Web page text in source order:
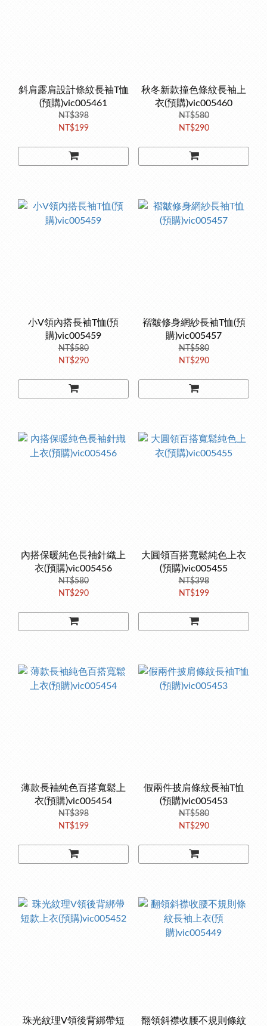
斜肩露肩設計條紋長袖T恤
(預購)vic005461
NT$398
NT$199
秋冬新款撞色條紋長袖上
衣(預購)vic005460
NT$580
NT$290
小V領內搭長袖T恤(預
購)vic005459
NT$580
NT$290
褶皺修身網紗長袖T恤(預
購)vic005457
NT$580
NT$290
內搭保暖純色長袖針織上
衣(預購)vic005456
NT$580
NT$290
大圓領百搭寬鬆純色上衣
(預購)vic005455
NT$398
NT$199
薄款長袖純色百搭寬鬆上
衣(預購)vic005454
NT$398
NT$199
假兩件披肩條紋長袖T恤
(預購)vic005453
NT$580
NT$290
珠光紋理V領後背綁帶短
翻領斜襟收腰不規則條紋